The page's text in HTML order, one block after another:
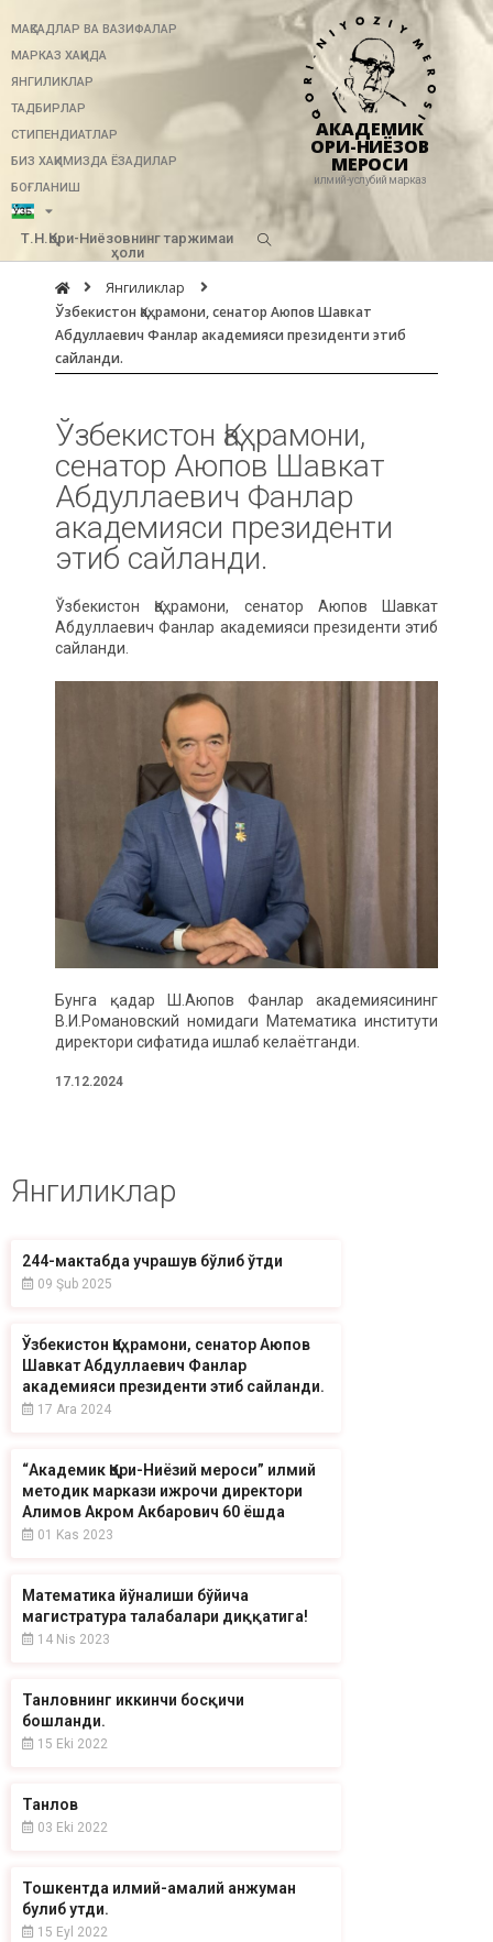
МАҚСАДЛАР ВА ВАЗИФАЛАР
МАРКАЗ ХАҚИДА
ЯНГИЛИКЛАР
ТАДБИРЛАР
СТИПЕНДИАТЛАР
БИЗ ХАҚИМИЗДА ЁЗАДИЛАР
БОҒЛАНИШ
АКАДЕМИК
ҚОРИ-НИЁЗОВ
МЕРОСИ
илмий-услубий марказ
Т.Н.Қори-Ниёзовнинг таржимаи
ҳоли
Янгиликлар
Ўзбекистон Қаҳрамони, сенатор Аюпов Шавкат
Абдуллаевич Фанлар академияси президенти этиб
сайланди.
Ўзбекистон Қаҳрамони,
сенатор Аюпов Шавкат
Абдуллаевич Фанлар
академияси президенти
этиб сайланди.
Ўзбекистон Қаҳрамони, сенатор Аюпов Шавкат
Абдуллаевич Фанлар академияси президенти этиб
сайланди.
Бунга қадар Ш.Аюпов Фанлар академиясининг
В.И.Романовский номидаги Математика институти
директори сифатида ишлаб келаётганди.
17.12.2024
Янгиликлар
244-мактабда учрашув бўлиб ўтди
09 Şub 2025
Ўзбекистон Қаҳрамони, сенатор Аюпов
Шавкат Абдуллаевич Фанлар
академияси президенти этиб сайланди.
17 Ara 2024
“Академик Қори-Ниёзий мероси” илмий
методик маркази ижрочи директори
Алимов Акром Акбарович 60 ёшда
01 Kas 2023
Математика йўналиши бўйича
магистратура талабалари диққатига!
14 Nis 2023
Танловнинг иккинчи босқичи
бошланди.
15 Eki 2022
Танлов
03 Eki 2022
Тошкентда илмий-амалий анжуман
булиб утди.
15 Eyl 2022